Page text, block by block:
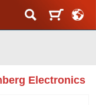
Electronics